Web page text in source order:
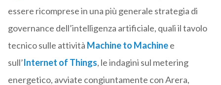
essere ricomprese in una più generale strategia di
governance dell’intelligenza artificiale, quali il tavolo
tecnico sulle attività Machine to Machinee
sull’Internet of Things, le indagini sul metering
energetico, avviate congiuntamente con Arera,